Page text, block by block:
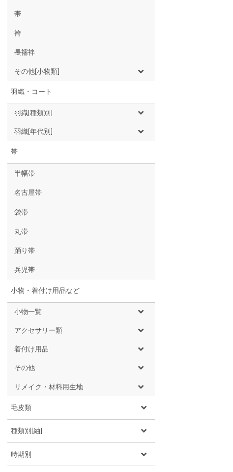
帯
袴
長襦袢
その他[小物類]
羽織・コート
羽織[種類別]
羽織[年代別]
帯
半幅帯
名古屋帯
袋帯
丸帯
踊り帯
兵児帯
小物・着付け用品など
小物一覧
アクセサリー類
着付け用品
その他
リメイク・材料用生地
毛皮類
種類別[紬]
時期別